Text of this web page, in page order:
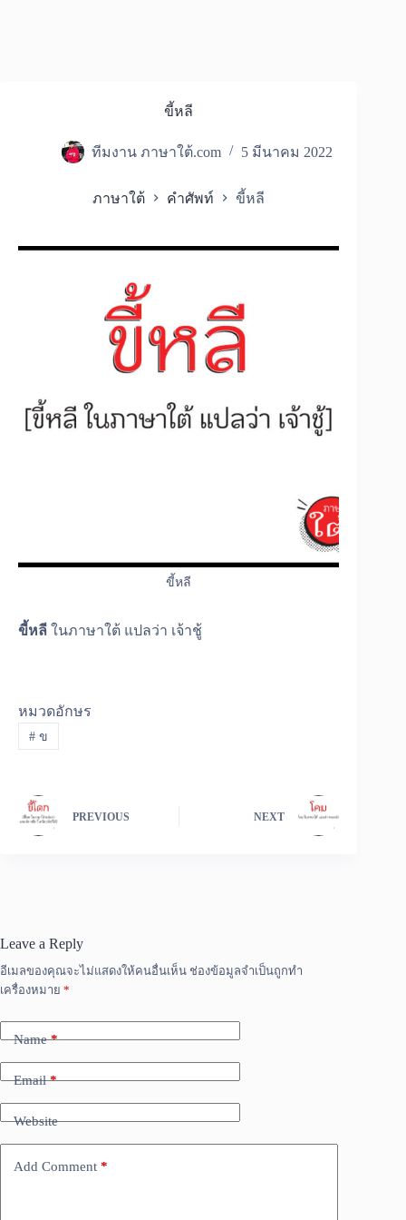
ขี้หลี
ทีมงาน ภาษาใต้.com 5 มีนาคม 2022
ภาษาใต้ คำศัพท์ ขี้หลี
ขี้หลี
ขี้หลี ในภาษาใต้ แปลว่า เจ้าชู้
หมวดอักษร
#ข
PREVIOUS NEXT
Leave a Reply
อีเมลของคุณจะไม่แสดงให้คนอื่นเห็น ช่องข้อมูลจำเป็นถูกทำ
เครื่องหมาย *
Name*
Email*
Website
Add Comment *